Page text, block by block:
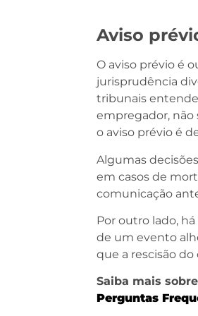
Aviso
O aviso prévio é
jurisprudência
tribunais
empregador,
o aviso prévio é
Algumas
em casos de
comunicação
Por outro lado,
de um evento
que a rescisão
Saiba mais
Perguntas